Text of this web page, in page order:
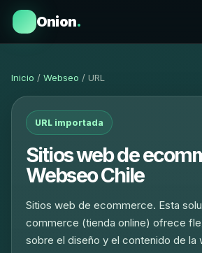
Onion.
Inicio / Webseo / URL
URL importada
Sitios web de
Webseo Chile
Sitios web de ecommerce. Esta
commerce (tienda online) ofrece
sobre el diseño y el contenido de la